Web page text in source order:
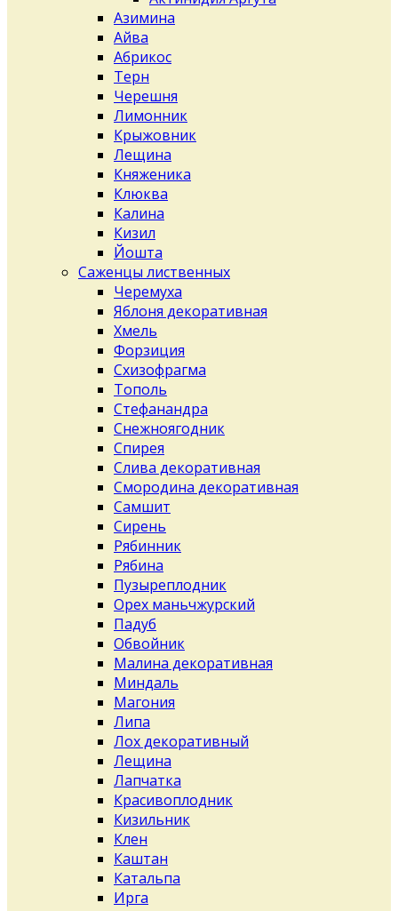
Азимина
Айва
Абрикос
Терн
Черешня
Лимонник
Крыжовник
Лещина
Княженика
Клюква
Калина
Кизил
Йошта
Саженцы лиственных
Черемуха
Яблоня декоративная
Хмель
Форзиция
Схизофрагма
Тополь
Стефанандра
Снежноягодник
Спирея
Слива декоративная
Смородина декоративная
Самшит
Сирень
Рябинник
Рябина
Пузыреплодник
Орех маньчжурский
Падуб
Обвойник
Малина декоративная
Миндаль
Магония
Липа
Лох декоративный
Лещина
Лапчатка
Красивоплодник
Кизильник
Клен
Каштан
Катальпа
Ирга